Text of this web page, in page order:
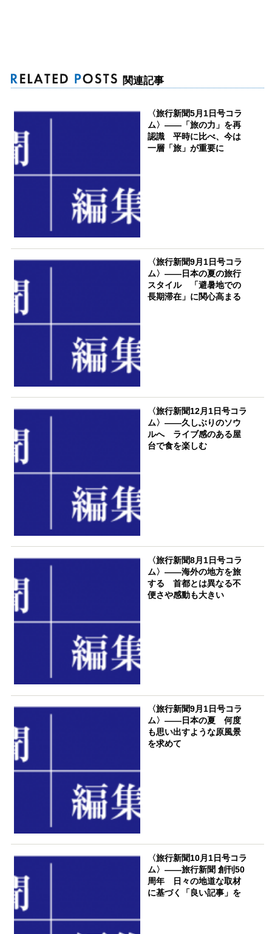
関連記事
〈旅行新聞5月1日号コラ
ム〉――「旅の力」を再
認識 平時に比べ、今は
一層「旅」が重要に
〈旅行新聞9月1日号コラ
ム〉――日本の夏の旅行
スタイル 「避暑地での
長期滞在」に関心高まる
〈旅行新聞12月1日号コラ
ム〉――久しぶりのソウ
ルへ ライブ感のある屋
台で食を楽しむ
〈旅行新聞8月1日号コラ
ム〉――海外の地方を旅
する 首都とは異なる不
便さや感動も大きい
〈旅行新聞9月1日号コラ
ム〉――日本の夏 何度
も思い出すような原風景
を求めて
〈旅行新聞10月1日号コラ
ム〉――旅行新聞 創刊50
周年 日々の地道な取材
に基づく「良い記事」を